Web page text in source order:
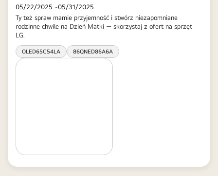
05/22/2025 ~05/31/2025
Ty też spraw mamie przyjemność i stwórz niezapomniane
rodzinne chwile na Dzień Matki — skorzystaj z ofert na sprzęt
LG.​
OLED65C54LA 86QNED86A6A